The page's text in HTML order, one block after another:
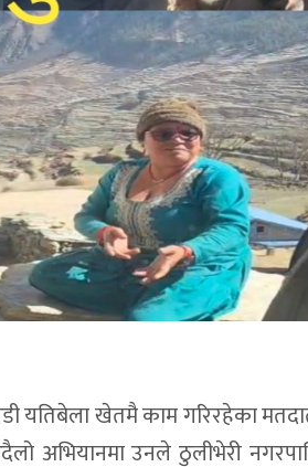
ऐडी यतिबेला खेतमै काम गरिरहेका
अभियानमा उनले ठुलीभेरी